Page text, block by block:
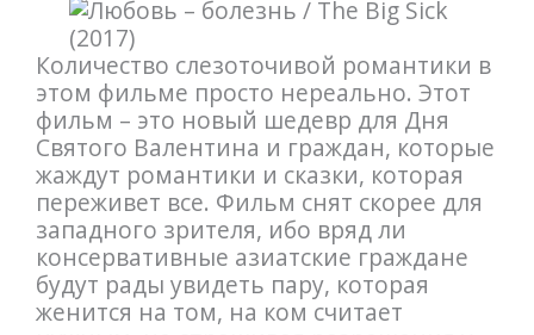
Количество слезоточивой романтики в
этом фильме просто нереально. Этот
фильм – это новый шедевр для Дня
Святого Валентина и граждан, которые
жаждут романтики и сказки, которая
переживет все. Фильм снят скорее для
западного зрителя, ибо вряд ли
консервативные азиатские граждане
будут рады увидеть пару, которая
женится на том, на ком считает